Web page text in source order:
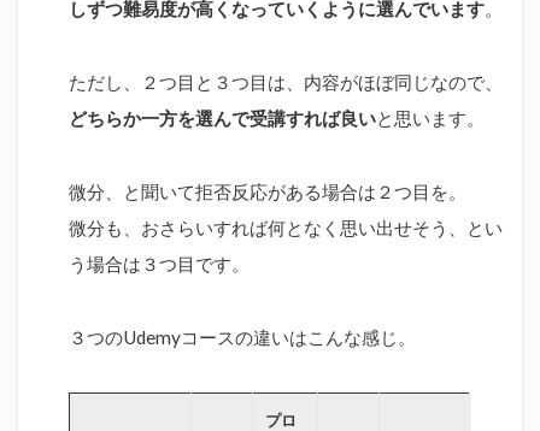
ックボ
初級編
と
め
しずつ難易度が高くなっていくように選んでいます。
ただし、２つ目と３つ目は、内容がほぼ同じなので、
どちらか一方を選んで受講すれば良いと思います。
微分、と聞いて拒否反応がある場合は２つ目を。
微分も、おさらいすれば何となく思い出せそう、とい
う場合は３つ目です。
３つのUdemyコースの違いはこんな感じ。
プロ